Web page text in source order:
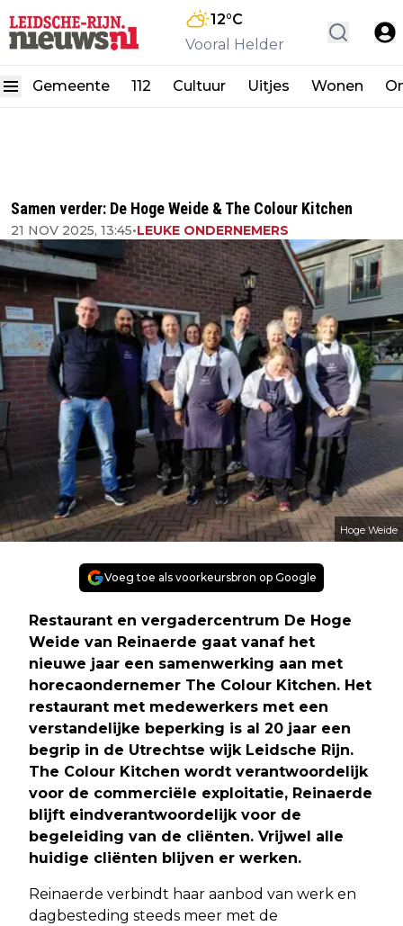
12°C
Vooral Helder
Gemeente 112 Cultuur Uitjes Wonen
Samen verder: De Hoge Weide & The Colour Kitchen
21 NOV 2025, 13:45•LEUKE ONDERNEMERS
Hoge Weide
Voeg toe als voorkeursbron op Google
Restaurant en vergadercentrum De Hoge
Weide van Reinaerde gaat vanaf het
nieuwe jaar een samenwerking aan met
horecaondernemer The Colour Kitchen. Het
restaurant met medewerkers met een
verstandelijke beperking is al 20 jaar een
begrip in de Utrechtse wijk Leidsche Rijn.
The Colour Kitchen wordt verantwoordelijk
voor de commerciële exploitatie, Reinaerde
blijft eindverantwoordelijk voor de
begeleiding van de cliënten. Vrijwel alle
huidige cliënten blijven er werken.
Reinaerde verbindt haar aanbod van werk en
dagbesteding steeds meer met de